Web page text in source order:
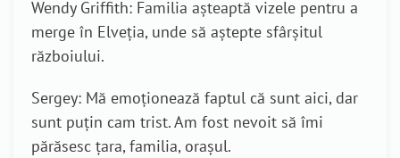
Wendy Griffith: Familia așteaptă vizele pentru a
merge în Elveția, unde să aștepte sfârșitul
războiului.
Sergey: Mă emoționează faptul că sunt aici, dar
sunt puțin cam trist. Am fost nevoit să îmi
părăsesc țara, familia, orașul.